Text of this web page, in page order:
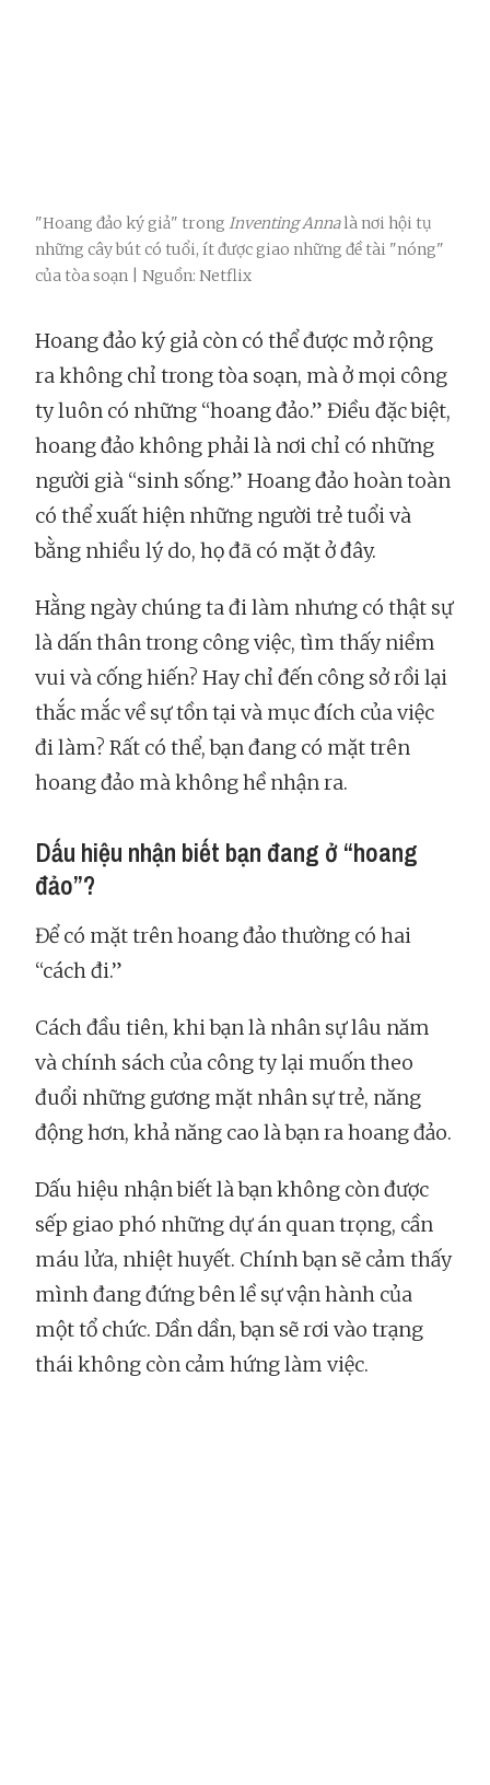
"Hoang đảo ký giả" trong Inventing Annalà nơi hội tụ
những cây bút có tuổi, ít được giao những đề tài "nóng"
của tòa soạn | Nguồn: Netflix
Hoang đảo ký giả còn có thể được mở rộng
ra không chỉ trong tòa soạn, mà ở mọi công
ty luôn có những “hoang đảo.” Điều đặc biệt,
hoang đảo không phải là nơi chỉ có những
người già “sinh sống.” Hoang đảo hoàn toàn
có thể xuất hiện những người trẻ tuổi và
bằng nhiều lý do, họ đã có mặt ở đây.
Hằng ngày chúng ta đi làm nhưng có thật sự
là dấn thân trong công việc, tìm thấy niềm
vui và cống hiến? Hay chỉ đến công sở rồi lại
thắc mắc về sự tồn tại và mục đích của việc
đi làm? Rất có thể, bạn đang có mặt trên
hoang đảo mà không hề nhận ra.
Dấu hiệu nhận biết bạn đang ở “hoang
đảo”?
Để có mặt trên hoang đảo thường có hai
“cách đi.”
Cách đầu tiên, khi bạn là nhân sự lâu năm
và chính sách của công ty lại muốn theo
đuổi những gương mặt nhân sự trẻ, năng
động hơn, khả năng cao là bạn ra hoang đảo.
Dấu hiệu nhận biết là bạn không còn được
sếp giao phó những dự án quan trọng, cần
máu lửa, nhiệt huyết. Chính bạn sẽ cảm thấy
mình đang đứng bên lề sự vận hành của
một tổ chức. Dần dần, bạn sẽ rơi vào trạng
thái không còn cảm hứng làm việc.